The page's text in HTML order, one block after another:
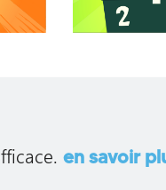
en savoir